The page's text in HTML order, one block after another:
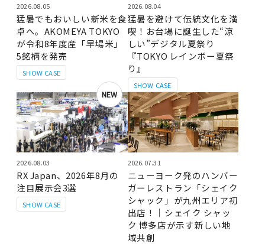
SHOW CASE
2026.08.05
猛暑でもおいしい新米を食
卓へ。AKOMEYA TOKYO
が令和8年度産「早場米」
5銘柄を発売
SHOW CASE
2026.08.04
猛暑を避けて伝統文化を満
喫！お台場に誕生した“涼
しい”デジタル夏祭り
『TOKYO レインボー夏祭
り』
NEW
SHOW CASE
2026.08.03
RX Japan、2026年8月の
注目展示会3選
2026.07.31
ニューヨーク発のハンバー
ガーレストラン「シェイク
シャック」が九州エリア初
出店！｜シェイク シャッ
ク 博多店が示す新しい地
域共創